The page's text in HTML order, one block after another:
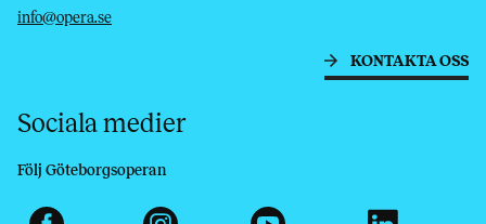
info@opera.se
KONTAKTA OSS
Sociala medier
Följ Göteborgsoperan